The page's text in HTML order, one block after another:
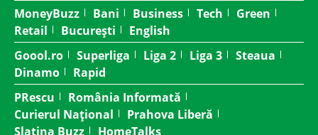
MoneyBuzz
Bani Business Tech
Green
Retail
București
English
Goool.ro
Superliga Liga 2 Liga 3
Steaua
Dinamo
Rapid
PRescu
România Informată
Curierul Național
Prahova Liberă
Slatina Buzz
HomeTalks